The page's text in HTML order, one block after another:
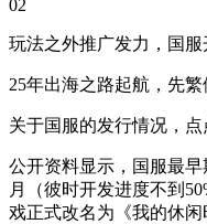
02
玩法之外推广发力，国
25年出海之路起航，先
关于国服的发行情况，点
公开资料显示，国服最
月（彼时开发进度不到
戏正式改名为《我的休